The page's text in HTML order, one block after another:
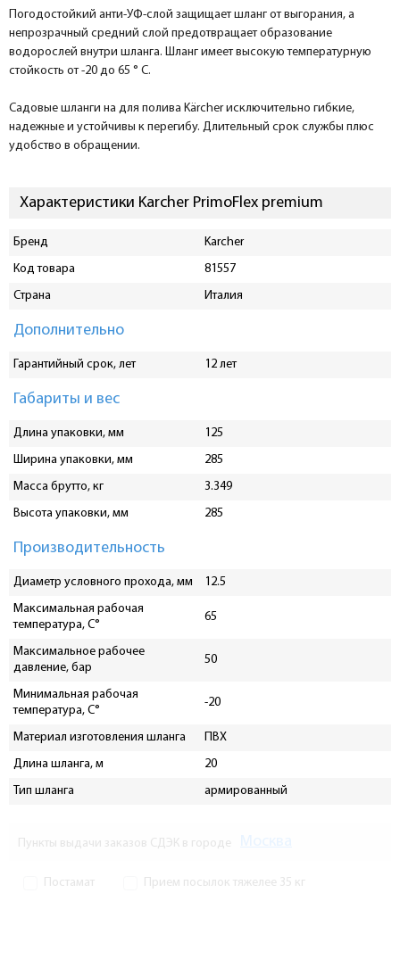
Погодостойкий анти-УФ-слой защищает шланг от выгорания, а
непрозрачный средний слой предотвращает образование
водорослей внутри шланга. Шланг имеет высокую температурную
стойкость от -20 до 65 ° C.
Садовые шланги на для полива Kärcher исключительно гибкие,
надежные и устойчивы к перегибу. Длительный срок службы плюс
удобство в обращении.
Характеристики Karcher PrimoFlex premium
Бренд
Karcher
Код товара
81557
Страна
Италия
Дополнительно
Гарантийный срок, лет 12 лет
Габариты и вес
Длина упаковки, мм
125
Ширина упаковки, мм
285
Масса брутто, кг
3.349
Высота упаковки, мм
285
Производительность
Диаметр условного прохода, мм
12.5
Максимальная рабочая
температура, С°
65
Максимальное рабочее
давление, бар
50
Минимальная рабочая
температура, C°
-20
Материал изготовления шланга
ПВХ
Длина шланга, м
20
Тип шланга
армированный
Пункты выдачи заказов СДЭК в городе
Постамат Прием посылок тяжелее 35 кг